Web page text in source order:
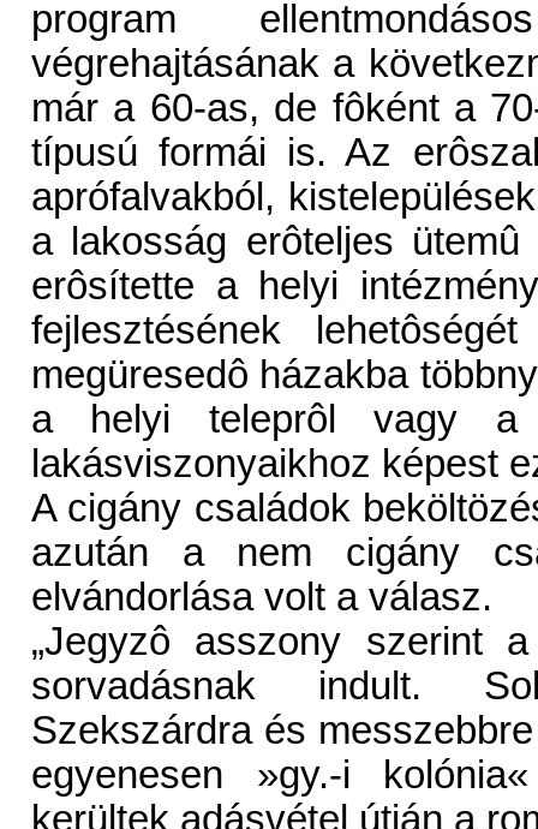
program
végrehajtásának a
már a 60-as, de fôként a
típusú formái is. Az
aprófalvakból,
a lakosság erôteljes
erôsítette a helyi
fejlesztésének
megüresedô házakba
a helyi teleprôl vagy a
lakásviszonyaikhoz képest
A cigány családok
azután a nem cigány
elvándorlása volt a válasz.
„Jegyzô asszony szerint
sorvadásnak indult.
Szekszárdra és
egyenesen »gy.-i
kerültek adásvétel útján a